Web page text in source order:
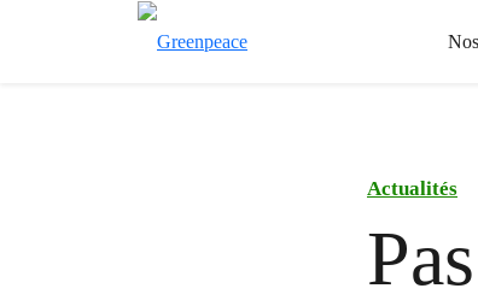
Actualités